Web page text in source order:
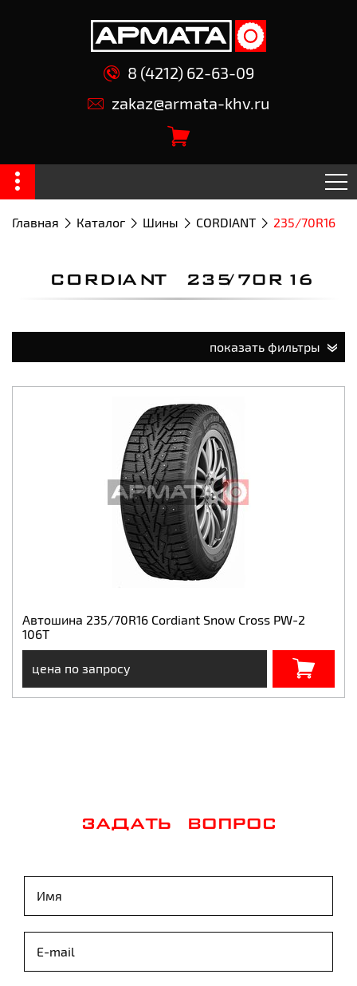
8 (4212) 62-63-09
zakaz@armata-khv.ru
Главная Каталог Шины CORDIANT 235/70R16
CORDIANT 235/70R16
показать фильтры
Автошина 235/70R16 Cordiant Snow Cross PW-2
106T
цена по запросу
ЗАДАТЬ ВОПРОС